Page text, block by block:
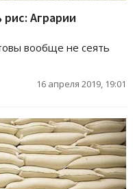
Аграрии
вообще не сеять
16 апреля 2019, 19:01